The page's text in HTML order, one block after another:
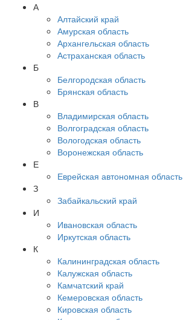
А
Алтайский край
Амурская область
Архангельская область
Астраханская область
Б
Белгородская область
Брянская область
В
Владимирская область
Волгоградская область
Вологодская область
Воронежская область
Е
Еврейская автономная область
З
Забайкальский край
И
Ивановская область
Иркутская область
К
Калининградская область
Калужская область
Камчатский край
Кемеровская область
Кировская область